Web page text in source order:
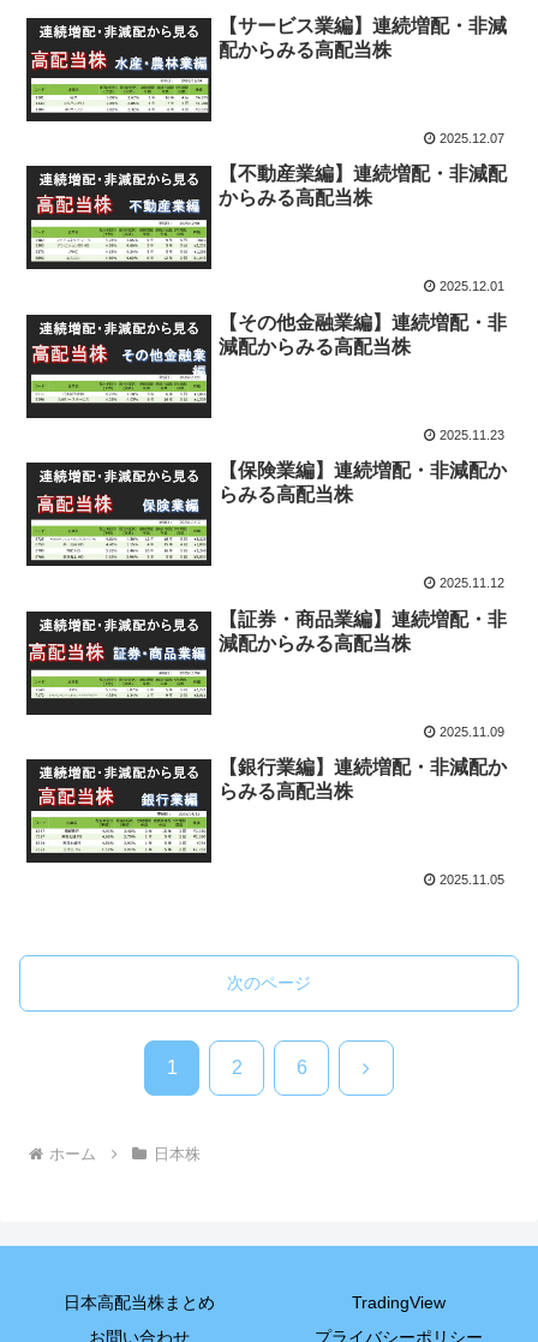
【サービス業編】連続増配・非減
配からみる高配当株
2025.12.07
【不動産業編】連続増配・非減配
からみる高配当株
2025.12.01
【その他金融業編】連続増配・非
減配からみる高配当株
2025.11.23
【保険業編】連続増配・非減配か
らみる高配当株
2025.11.12
【証券・商品業編】連続増配・非
減配からみる高配当株
2025.11.09
【銀行業編】連続増配・非減配か
らみる高配当株
2025.11.05
次のページ
1 2 6 次
ホーム 日本株
日本高配当株まとめ
TradingView
お問い合わせ
プライバシーポリシー